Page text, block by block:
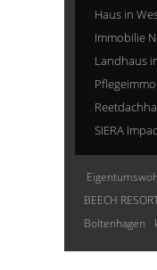
Haus in
Immobilie
Landhaus
SIERA
BEECH
Boltenhagen